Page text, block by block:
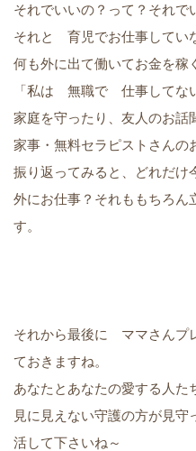
それでいいの？って？それで
それと 育児でお仕事してい
何も外に出て働いてお金を稼
「私は 無職で 仕事してな
家庭を守ったり、友人のお
家事・無料セラピストさんの
振り返ってみると、どれだけ
外にお仕事？それももちろん
す。
それから最後に ママさんプ
ておきますね。
あなたとあなたの愛する人た
見に見えない守護の方が見
活して下さいね～